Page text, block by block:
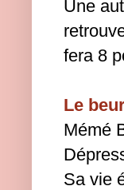
Une
fera 8
Le
Mémé
Sa vie